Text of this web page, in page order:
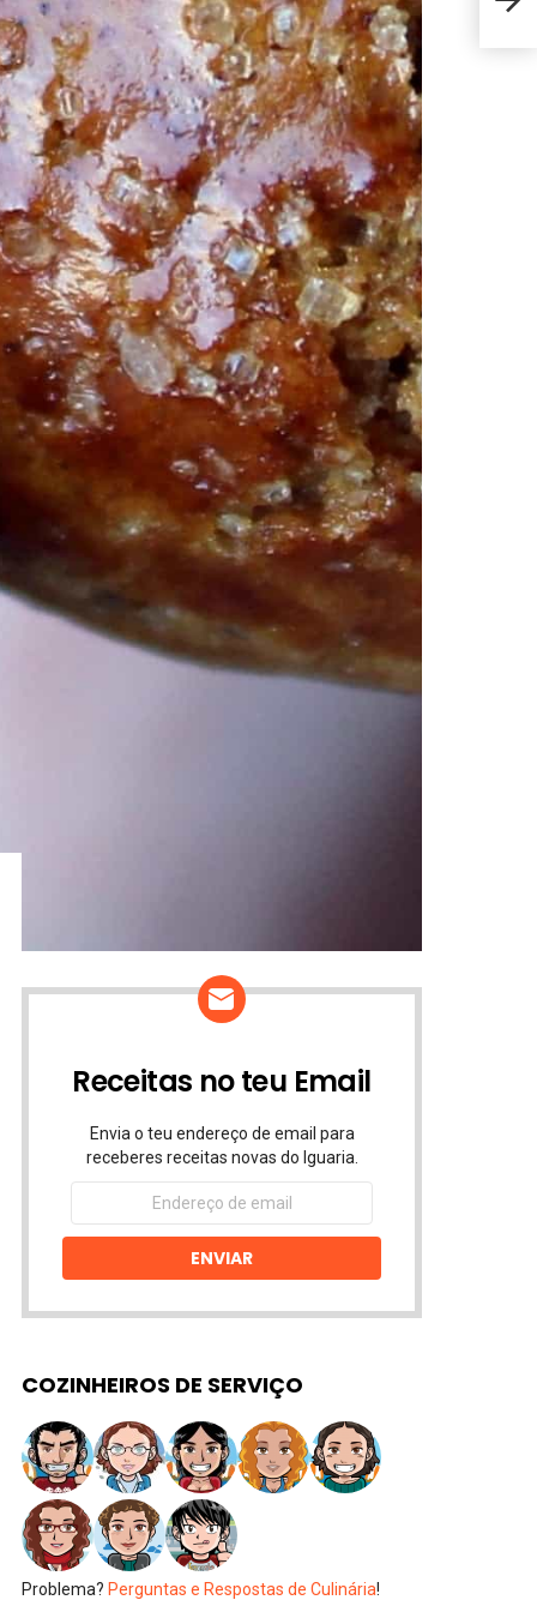
Receitas no teu Email
Envia o teu endereço de email para
receberes receitas novas do Iguaria.
Endereço
email
ENVIAR
COZINHEIROS DE SERVIÇO
Problema? Perguntas e Respostas de Culinária!